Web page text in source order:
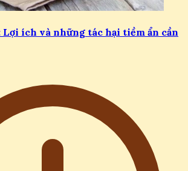
Lợi ích và những tác hại tiềm ẩn cần